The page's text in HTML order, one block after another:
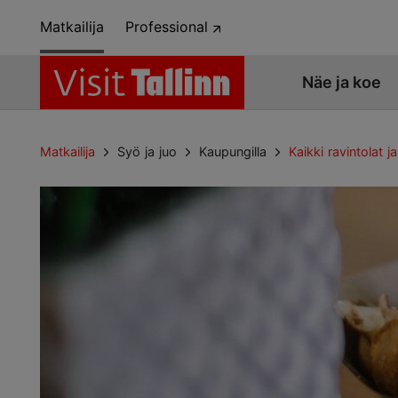
Matkailija Professional
Näe ja koe
Matkailija Syö ja juo Kaupungilla Kaikki ravintolat